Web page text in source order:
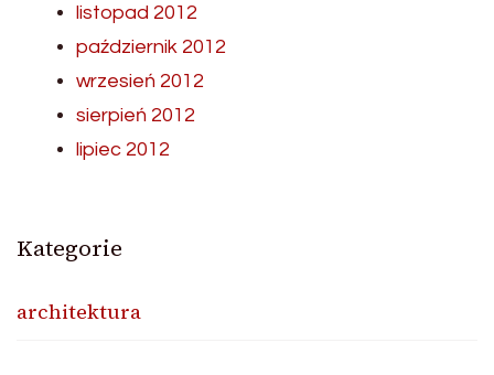
listopad 2012
październik 2012
wrzesień 2012
sierpień 2012
lipiec 2012
Kategorie
architektura